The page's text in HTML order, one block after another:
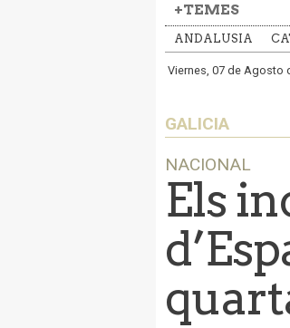
+TEMES
ANDALUSIA
Viernes, 07 de Agosto
GALICIA
NACIONAL
Els